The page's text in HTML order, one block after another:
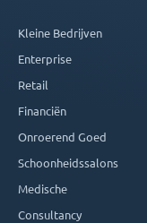
Kleine Bedrijven
Enterprise
Retail
Financiën
Onroerend Goed
Schoonheidssalons
Medische
Consultancy